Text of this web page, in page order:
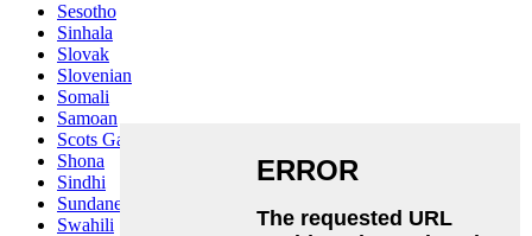
Sesotho
Sinhala
Slovak
Slovenian
Somali
Samoan
Scots Gaelic
Shona
Sindhi
Sundanese
Swahili